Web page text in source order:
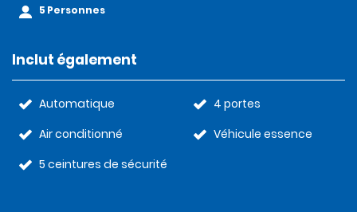
5 Personnes
Inclut également
Automatique
Air conditionné
5 ceintures de sécurité
4 portes
Véhicule essence